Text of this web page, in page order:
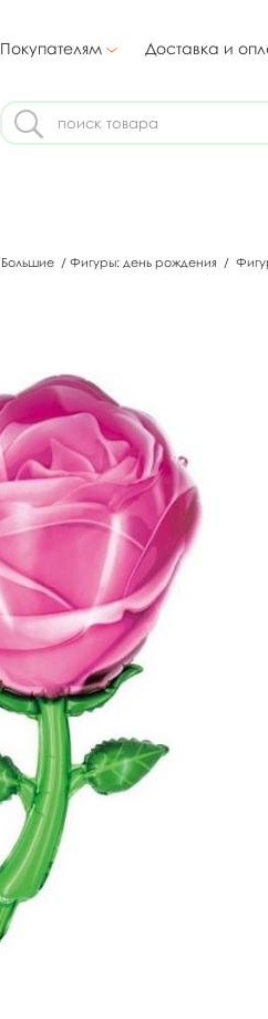
Покупателям Доставка и
Большие / Фигуры: день рождения /